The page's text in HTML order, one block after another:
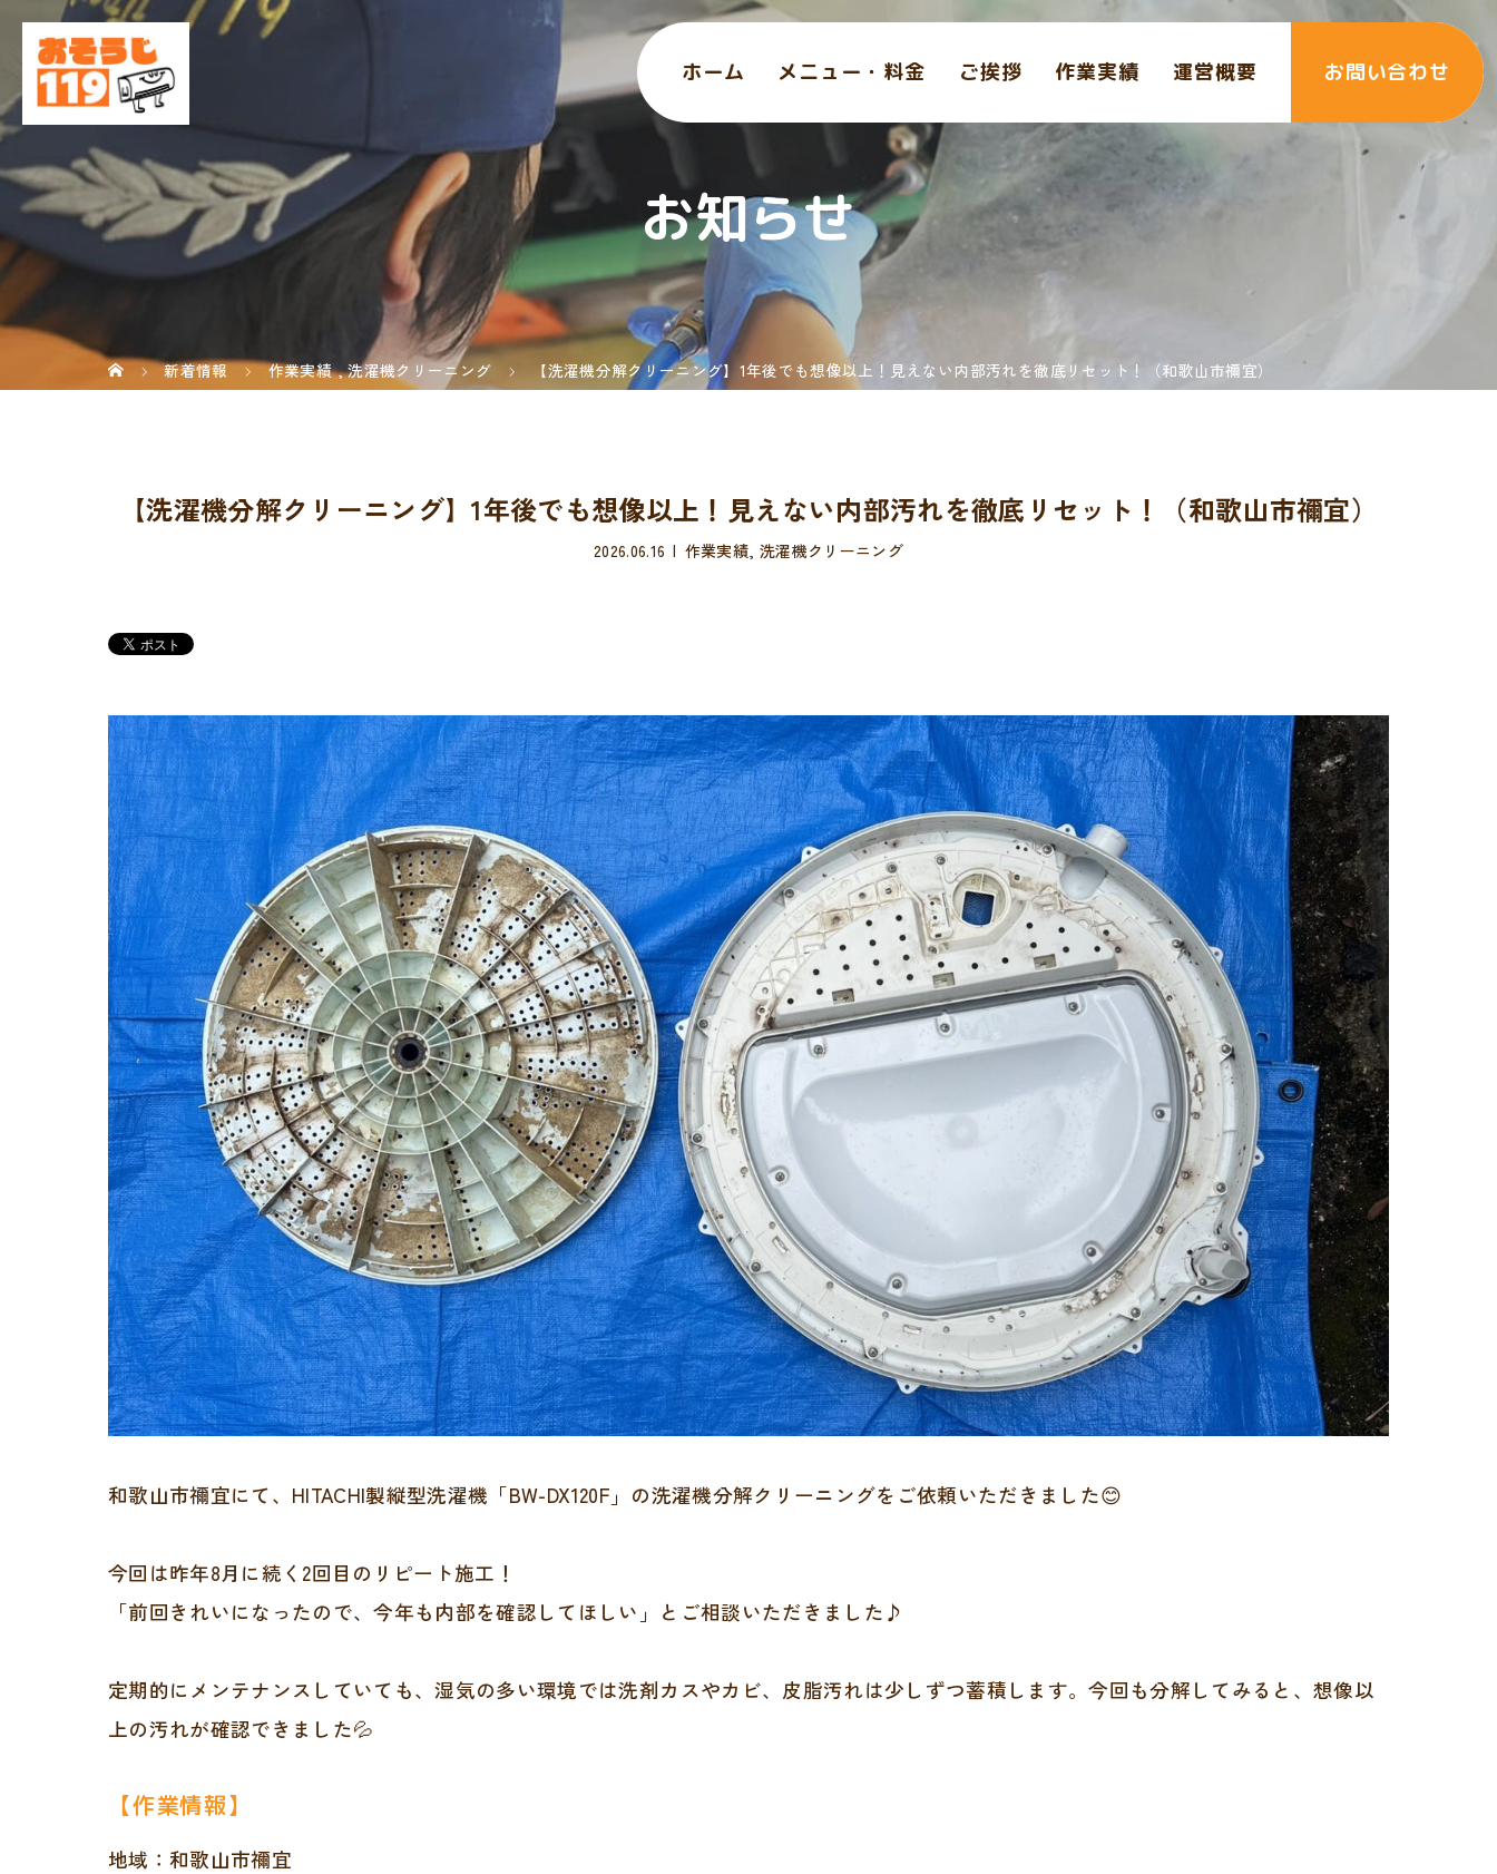
ホーム メニュー・料金 ご挨拶 作業実績 運営概要 お問い合わせ
お知らせ
新着情報 作業実績 ,洗濯機クリーニング 【洗濯機分解クリーニング】1年後でも想像以上！見えない内部汚れを徹底リセット！（和歌山市禰宜）
【洗濯機分解クリーニング】1年後でも想像以上！見えない内部汚れを徹底リセット！（和歌山市禰宜）
2026.06.16 作業実績, 洗濯機クリーニング
和歌山市禰宜にて、HITACHI製縦型洗濯機「BW-DX120F」の洗濯機分解クリーニングをご依頼いただきました😊
今回は昨年8月に続く2回目のリピート施工！
「前回きれいになったので、今年も内部を確認してほしい」とご相談いただきました♪
定期的にメンテナンスしていても、湿気の多い環境では洗剤カスやカビ、皮脂汚れは少しずつ蓄積します。今回も分解してみると、想像以
上の汚れが確認できました💦
【作業情報】
地域：和歌山市禰宜